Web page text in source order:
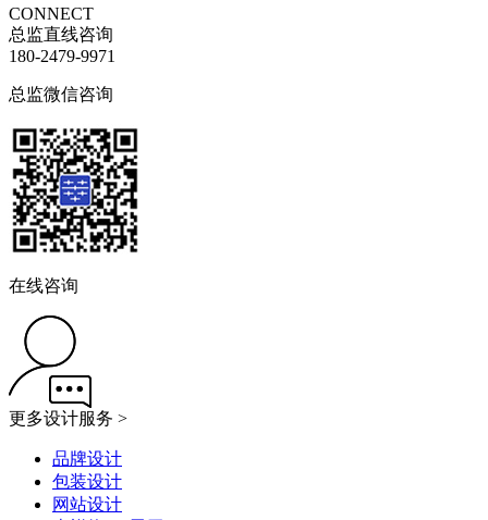
CONNECT
总监直线咨询
180-2479-9971
总监微信咨询
在线咨询
更多设计服务 >
品牌设计
包装设计
网站设计